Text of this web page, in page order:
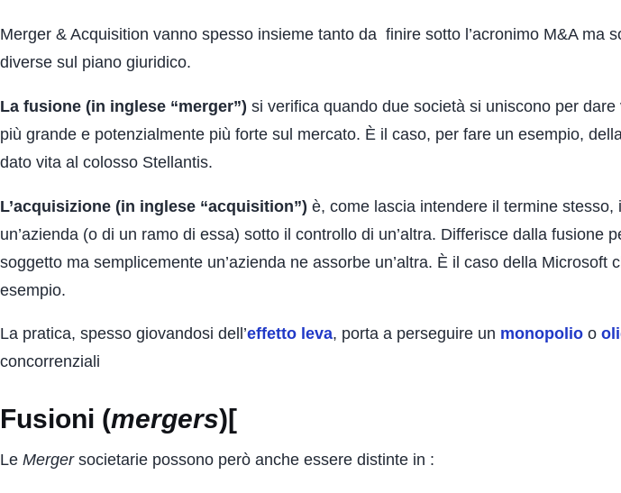
Merger & Acquisition vanno spesso insieme tanto da finire sotto l’acronimo M&A ma
diverse sul piano giuridico.
La fusione (in inglese “merger”) si verifica quando due società si uniscono per
più grande e potenzialmente più forte sul mercato. È il caso, per fare un esempio,
dato vita al colosso Stellantis.
L’acquisizione (in inglese “acquisition”) è, come lascia intendere il termine
un’azienda (o di un ramo di essa) sotto il controllo di un’altra. Differisce dalla fusione
soggetto ma semplicemente un’azienda ne assorbe un’altra. È il caso della Microsoft
esempio.
La pratica, spesso giovandosi dell’effetto leva, porta a perseguire un monopolio o
concorrenziali
Fusioni (mergers)[
Le Mergersocietarie possono però anche essere distinte in :